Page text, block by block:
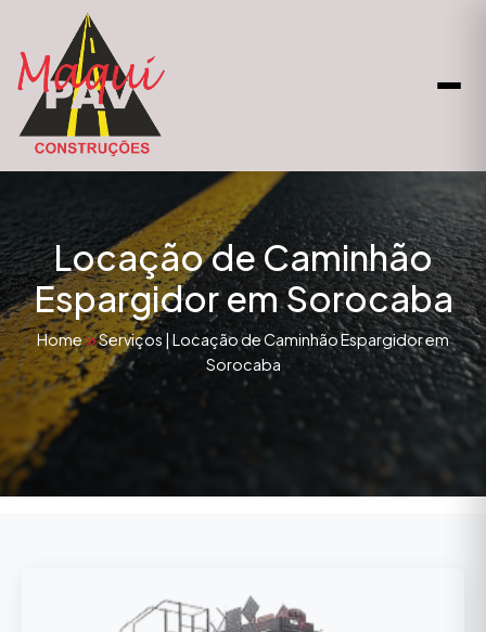
Locação de Caminhão
Espargidor em Sorocaba
Home Serviços | Locação de Caminhão Espargidor em
Sorocaba